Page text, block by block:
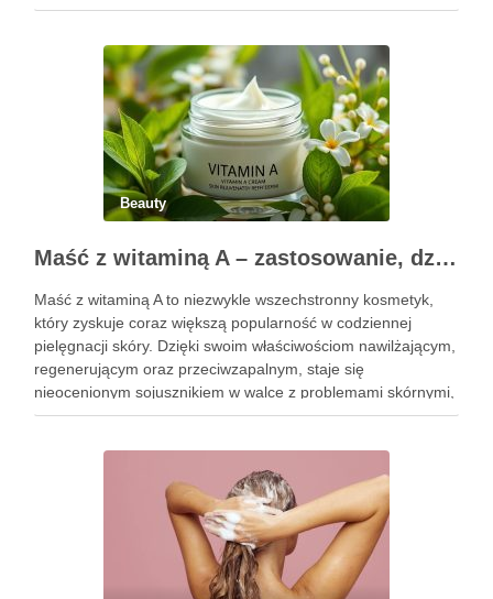
Pierwsze godziny i dni po zabiegu mają znaczenie dla
Beauty
Maść z witaminą A – zastosowanie, działanie i bezpieczeństwo stosowania
Maść z witaminą A to niezwykle wszechstronny kosmetyk,
który zyskuje coraz większą popularność w codziennej
pielęgnacji skóry. Dzięki swoim właściwościom nawilżającym,
regenerującym oraz przeciwzapalnym, staje się
nieocenionym sojusznikiem w walce z problemami skórnymi,
takimi jak zmarszczki, trądzik czy podrażnienia. Jej działanie